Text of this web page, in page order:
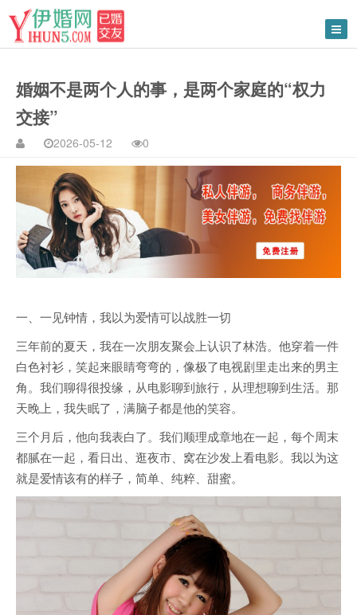
婚姻不是两个人的事，是两个家庭的“权力
交接”
2026-05-12 0
一、一见钟情，我以为爱情可以战胜一切
三年前的夏天，我在一次朋友聚会上认识了林浩。他穿着一件
白色衬衫，笑起来眼睛弯弯的，像极了电视剧里走出来的男主
角。我们聊得很投缘，从电影聊到旅行，从理想聊到生活。那
天晚上，我失眠了，满脑子都是他的笑容。
三个月后，他向我表白了。我们顺理成章地在一起，每个周末
都腻在一起，看日出、逛夜市、窝在沙发上看电影。我以为这
就是爱情该有的样子，简单、纯粹、甜蜜。